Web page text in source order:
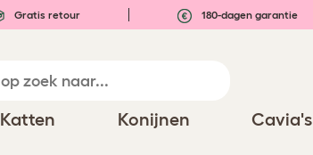
Gratis retour 180-dagen garantie
Katten Konijnen Cavia's